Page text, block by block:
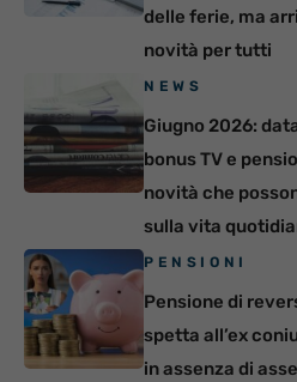
delle ferie, ma
novità per tutti
NEWS
Giugno 2026:
bonus TV e
novità che
sulla vita
PENSIONI
Pensione di
spetta all’ex
in assenza di